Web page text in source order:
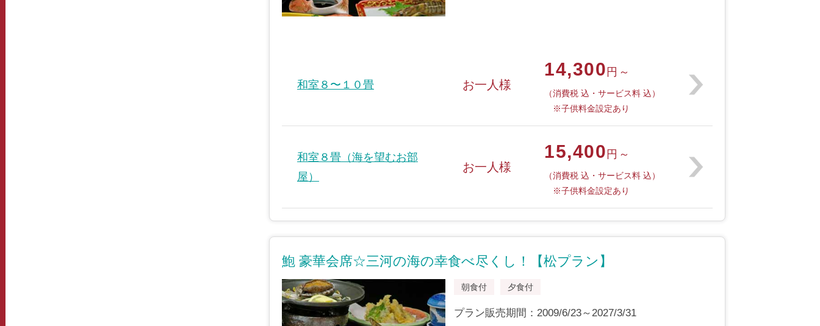
和室８〜１０畳 お一人様
14,300 円～
（消費税 込・サービス料 込）
※子供料金設定あり
和室８畳（海を望むお部
屋）
お一人様
15,400 円～
（消費税 込・サービス料 込）
※子供料金設定あり
鮑 豪華会席☆三河の海の幸食べ尽くし！【松プラン】
朝食付 夕食付
プラン販売期間：2009/6/23～2027/3/31